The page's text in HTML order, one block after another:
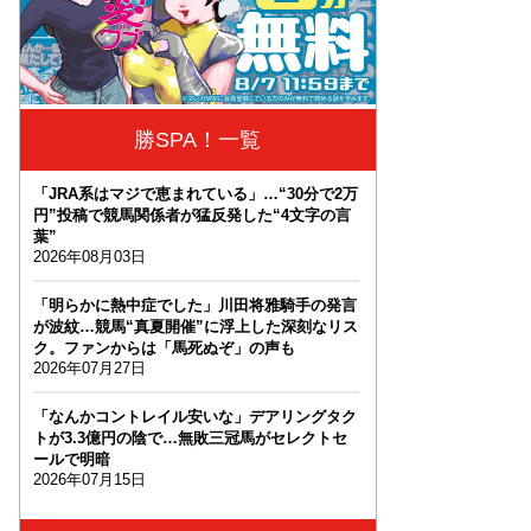
勝SPA！一覧
「JRA系はマジで恵まれている」…“30分で2万
円”投稿で競馬関係者が猛反発した“4文字の言
葉”
2026年08月03日
「明らかに熱中症でした」川田将雅騎手の発言
が波紋…競馬“真夏開催”に浮上した深刻なリス
ク。ファンからは「馬死ぬぞ」の声も
2026年07月27日
「なんかコントレイル安いな」デアリングタク
トが3.3億円の陰で…無敗三冠馬がセレクトセ
ールで明暗
2026年07月15日